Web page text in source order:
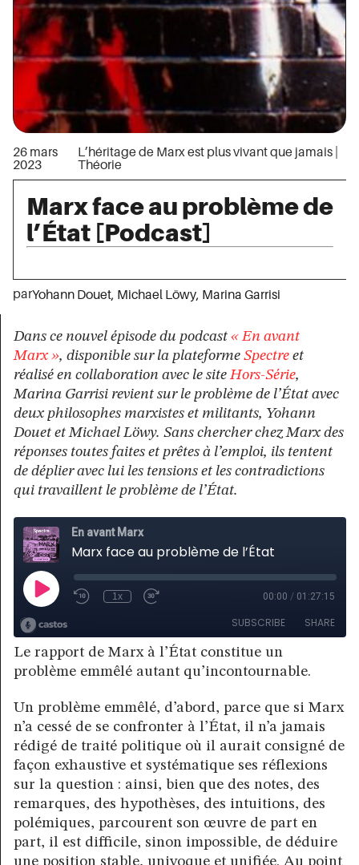
26 mars
2023
L’héritage de Marx est plus vivant que jamais|
Théorie
Marx face au problème de
l’État [Podcast]
parYohann Douet, Michael Löwy, Marina Garrisi
Dans ce nouvel épisode du podcast « En avant
Marx », disponible sur la plateforme Spectre et
réalisé en collaboration avec le siteHors-Série,
Marina Garrisi revient sur le problème de l’État avec
deux philosophes marxistes et militants, Yohann
Douet et Michael Löwy. Sans chercher chez Marx des
réponses toutes faites et prêtes à l’emploi, ils tentent
de déplier avec lui les tensions et les contradictions
qui travaillent le problème de l’État.
Le rapport de Marx à l’État constitue un
problème emmêlé autant qu’incontournable.
Un problème emmêlé, d’abord, parce que si Marx
n’a cessé de se confronter à l’État, il n’a jamais
rédigé de traité politique où il aurait consigné de
façon exhaustive et systématique ses réflexions
sur la question : ainsi, bien que des notes, des
remarques, des hypothèses, des intuitions, des
polémiques, parcourent son œuvre de part en
part, il est difficile, sinon impossible, de déduire